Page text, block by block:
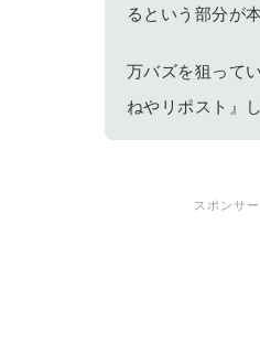
るという部分が
万バズを狙って
ねやリポスト』
スポンサ